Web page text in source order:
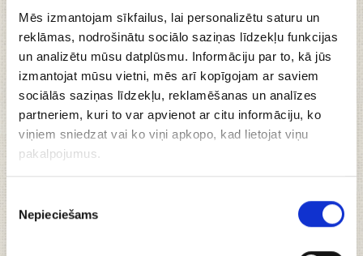
Mēs izmantojam sīkfailus, lai personalizētu saturu un
reklāmas, nodrošinātu sociālo saziņas līdzekļu funkcijas
un analizētu mūsu datplūsmu. Informāciju par to, kā jūs
izmantojat mūsu vietni, mēs arī kopīgojam ar saviem
sociālās saziņas līdzekļu, reklamēšanas un analīzes
partneriem, kuri to var apvienot ar citu informāciju, ko
viņiem sniedzat vai ko viņi apkopo, kad lietojat viņu
pakalpojumus.
izvēle
Nepieciešams